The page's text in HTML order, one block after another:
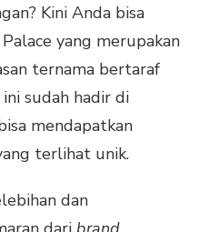
Kini Anda bisa
yang merupakan
ternama bertaraf
sudah hadir di
mendapatkan
terlihat unik.
dan